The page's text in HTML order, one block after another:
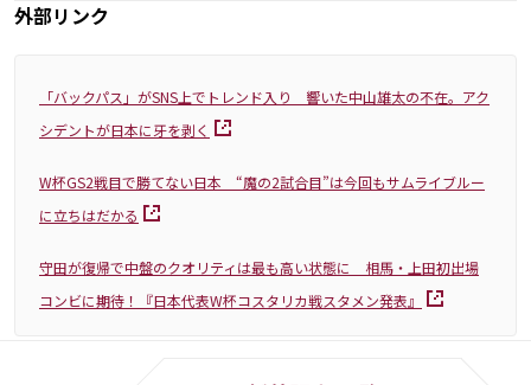
外部リンク
「バックパス」がSNS上でトレンド入り 響いた中山雄太の不在。アク
シデントが日本に牙を剥く
W杯GS2戦目で勝てない日本 “魔の2試合目”は今回もサムライブルー
に立ちはだかる
守田が復帰で中盤のクオリティは最も高い状態に 相馬・上田初出場
コンビに期待！『日本代表W杯コスタリカ戦スタメン発表』